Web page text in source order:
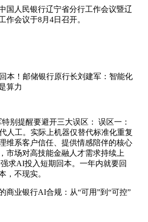
国人民银行辽宁省分行工作会议暨辽
作会议于8月4日召开。
本！邮储银行原行长刘建军：智能化
算力
别提醒要避开三大误区： 误区一：
人工。实际上机器仅替代标准化重复
维系客户信任、提供情感陪伴的核心
市场对高技能金融人才需求持续上
求AI投入短期回本。一年内就要回
，不现实。
商业银行AI合规：从“可用”到“可控”